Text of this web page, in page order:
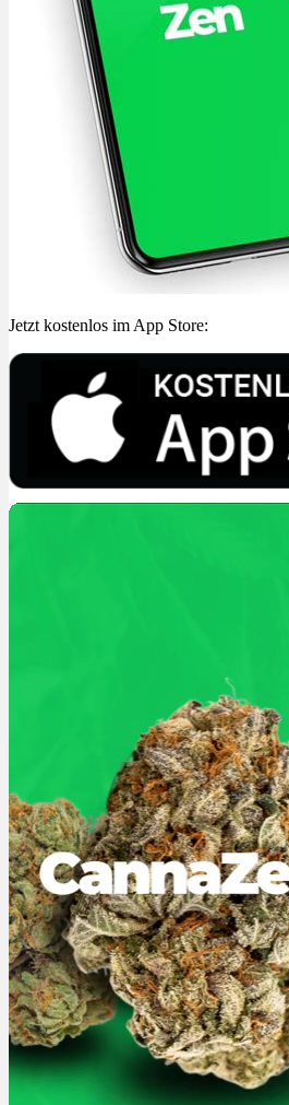
Jetzt kostenlos im App Store: